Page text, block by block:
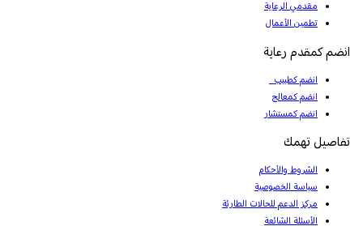
مقدمي الرعاية
تطمين الأعمال
انضم كمقدم رعاية
انضم كطبيب
انضم كمعالج
انضم كمستشار
تفاصيل تهمك
الشروط والأحكام
سياسة الخصوصية
مركز الدعم للحالات الطارئة
الأسئلة الشائعة